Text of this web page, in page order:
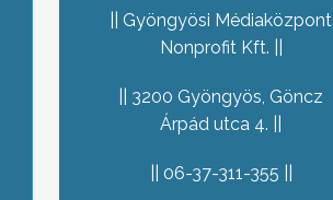
Gyöngyösi Médiaközpont
Nonprofit Kft.
3200 Gyöngyös, Göncz
Árpád utca 4.
06-37-311-355